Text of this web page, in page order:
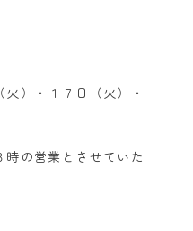
）・１７日（火）・
の営業とさせていた